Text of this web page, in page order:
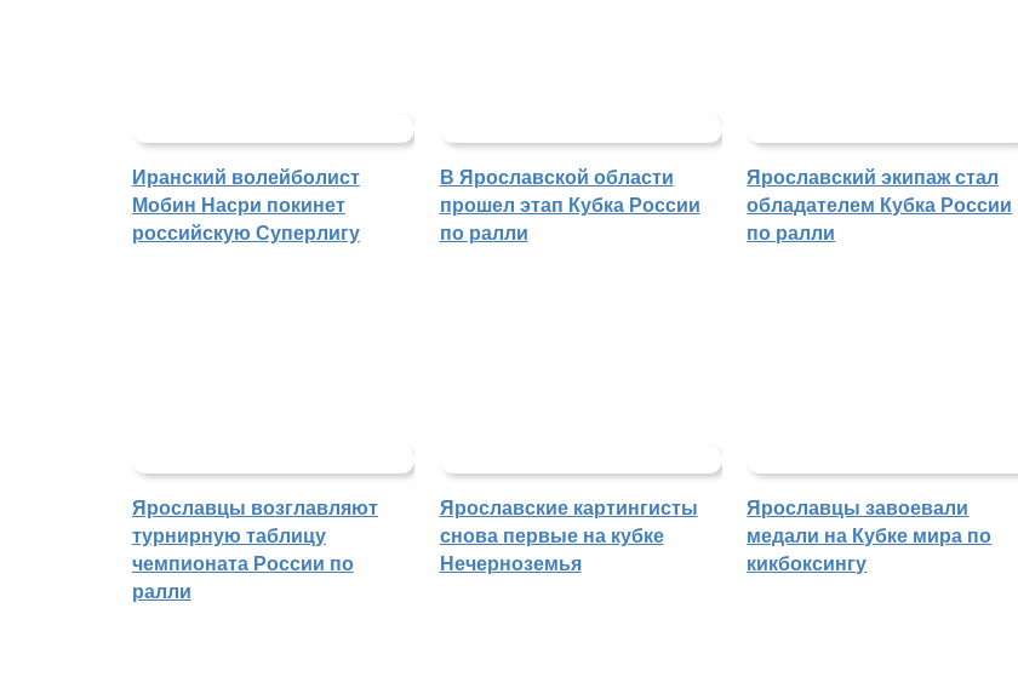
Иранский волейболист
Мобин Насри покинет
российскую Суперлигу
В Ярославской области
прошел этап Кубка России
по ралли
Ярославский экипаж стал
обладателем Кубка России
по ралли
Ярославцы возглавляют
турнирную таблицу
чемпионата России по
ралли
Ярославские картингисты
снова первые на кубке
Нечерноземья
Ярославцы завоевали
медали на Кубке мира по
кикбоксингу